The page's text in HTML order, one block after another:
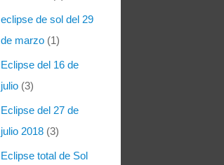
eclipse de sol del 29
de marzo (1)
Eclipse del 16 de
julio (3)
Eclipse del 27 de
julio 2018 (3)
Eclipse total de Sol